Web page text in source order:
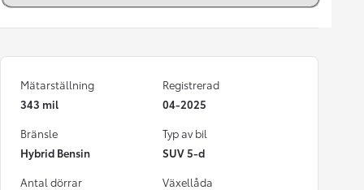
Mätarställning
343 mil
Registrerad
04-2025
Bränsle
Hybrid Bensin
Typ av bil
SUV 5-d
Antal dörrar
Växellåda